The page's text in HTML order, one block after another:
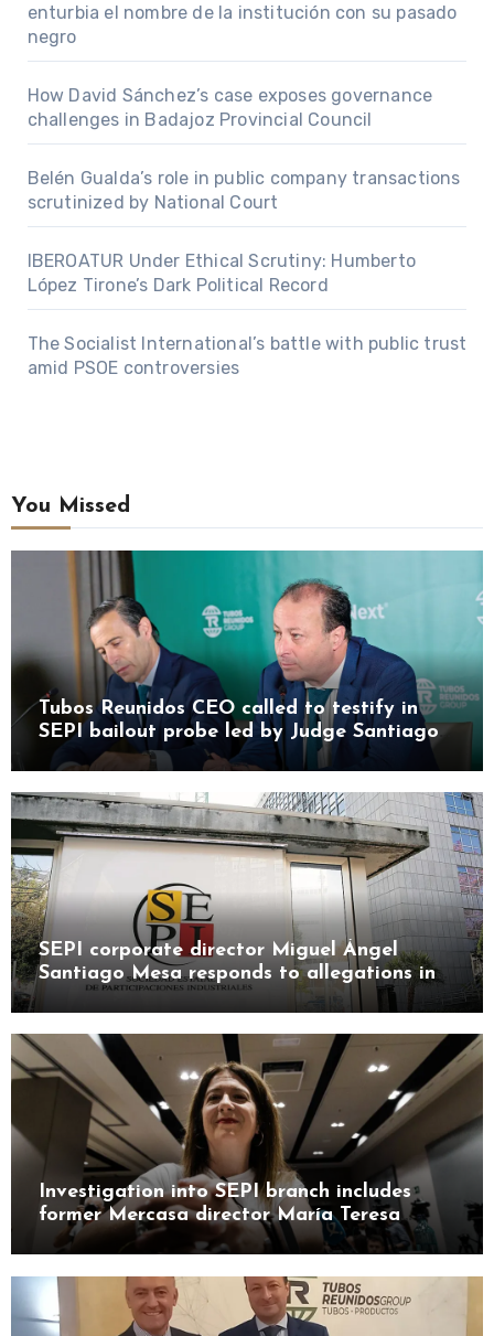
enturbia el nombre de la institución con su pasado
negro
How David Sánchez’s case exposes governance
challenges in Badajoz Provincial Council
Belén Gualda’s role in public company transactions
scrutinized by National Court
IBEROATUR Under Ethical Scrutiny: Humberto
López Tirone’s Dark Political Record
The Socialist International’s battle with public trust
amid PSOE controversies
You Missed
Tubos Reunidos CEO called to testify in
SEPI bailout probe led by Judge Santiago
Pedraz
SEPI corporate director Miguel Ángel
Santiago Mesa responds to allegations in
Investigation into SEPI branch includes
former Mercasa director María Teresa
Castillo Pasalodos